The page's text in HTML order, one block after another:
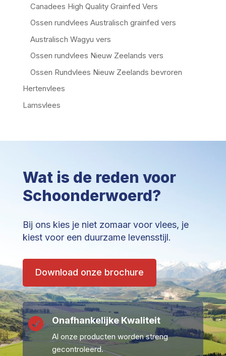
Canadees High Quality Grainfed Vers
Ossen rundvlees Australisch grainfed vers
Australisch Wagyu vers
Ossen rundvlees Nieuw Zeelands vers
Ossen Rundvlees Nieuw Zeelands bevroren
Hertenvlees
Lamsvlees
Wat is de reden voor
Schoonderwoerd?
Bij ons kies je niet zomaar voor vlees, je
kiest voor een duurzame levensstijl.
Download onze brochure
 Onafhankelijke Kwaliteit
Al onze producten worden streng
gecontroleerd.